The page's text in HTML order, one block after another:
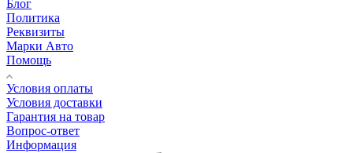
Блог
Политика
Реквизиты
Марки Авто
Помощь
Условия оплаты
Условия доставки
Гарантия на товар
Вопрос-ответ
Информация